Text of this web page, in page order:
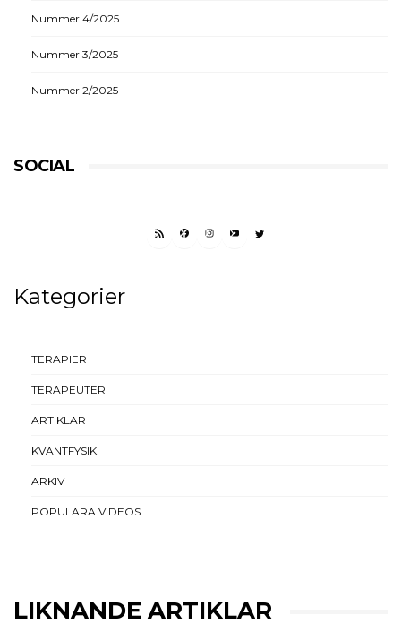
Nummer 4/2025
Nummer 3/2025
Nummer 2/2025
SOCIAL
RSS FEEDFACEBOOK
INSTAGRAM
YOUTUBETWITTER
Kategorier
TERAPIER
TERAPEUTER
ARTIKLAR
KVANTFYSIK
ARKIV
POPULÄRA VIDEOS
LIKNANDE ARTIKLAR